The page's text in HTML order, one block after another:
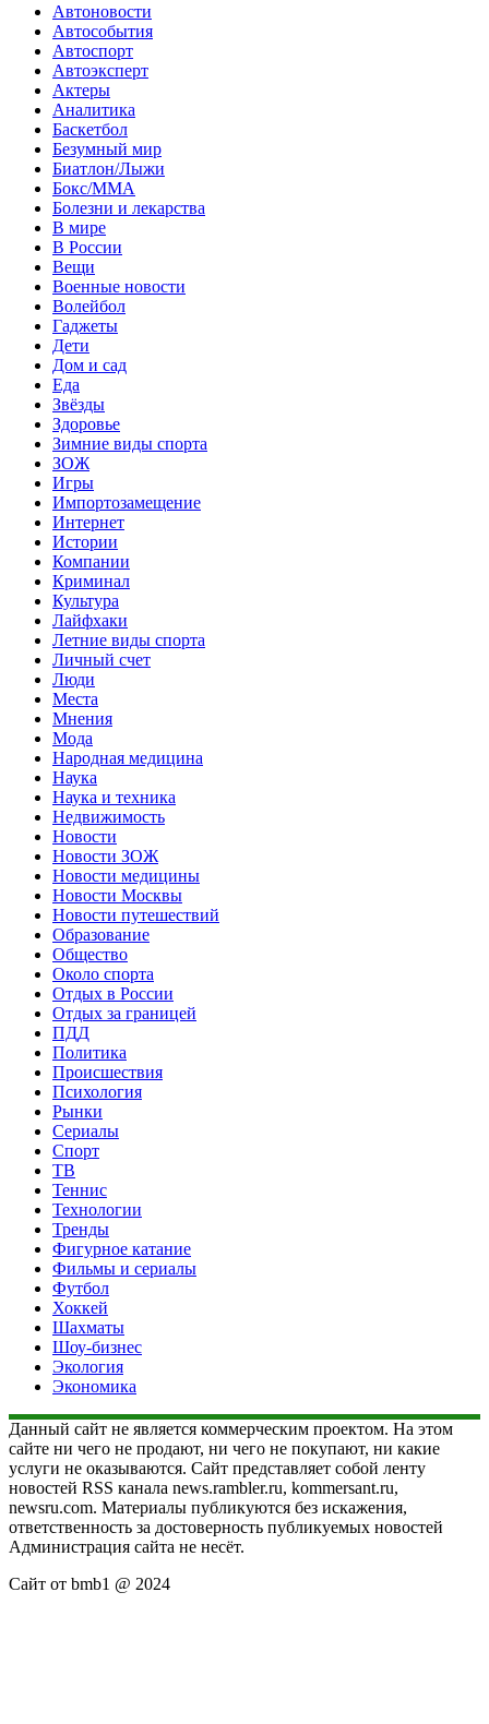
Автоновости
Автособытия
Автоспорт
Автоэксперт
Актеры
Аналитика
Баскетбол
Безумный мир
Биатлон/Лыжи
Бокс/MMA
Болезни и лекарства
В мире
В России
Вещи
Военные новости
Волейбол
Гаджеты
Дети
Дом и сад
Еда
Звёзды
Здоровье
Зимние виды спорта
ЗОЖ
Игры
Импортозамещение
Интернет
Истории
Компании
Криминал
Культура
Лайфхаки
Летние виды спорта
Личный счет
Люди
Места
Мнения
Мода
Народная медицина
Наука
Наука и техника
Недвижимость
Новости
Новости ЗОЖ
Новости медицины
Новости Москвы
Новости путешествий
Образование
Общество
Около спорта
Отдых в России
Отдых за границей
ПДД
Политика
Происшествия
Психология
Рынки
Сериалы
Спорт
ТВ
Теннис
Технологии
Тренды
Фигурное катание
Фильмы и сериалы
Футбол
Хоккей
Шахматы
Шоу-бизнес
Экология
Экономика
Данный сайт не является коммерческим проектом. На этом
сайте ни чего не продают, ни чего не покупают, ни какие
услуги не оказываются. Сайт представляет собой ленту
новостей RSS канала news.rambler.ru, kommersant.ru,
newsru.com. Материалы публикуются без искажения,
ответственность за достоверность публикуемых новостей
Администрация сайта не несёт.
Сайт от bmb1 @ 2024